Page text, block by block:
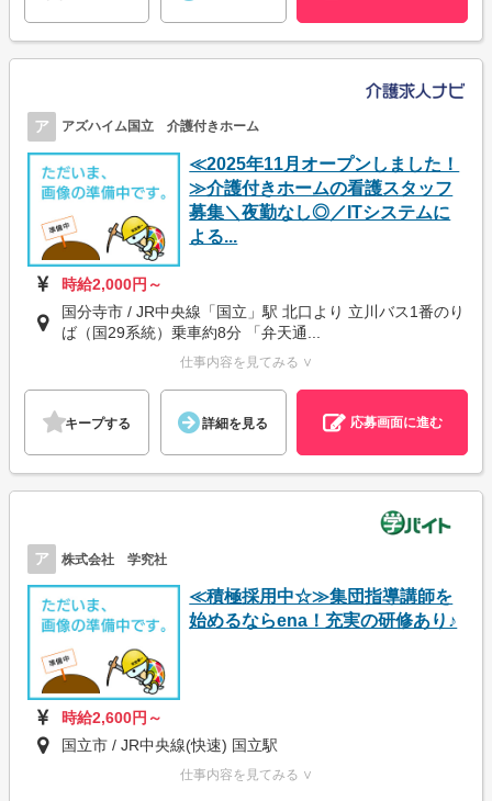
ア アズハイム国立 介護付きホーム
≪2025年11月オープンしました！
≫介護付きホームの看護スタッフ
募集＼夜勤なし◎／ITシステムに
よる...
時給2,000円～
国分寺市 / JR中央線「国立」駅 北口より 立川バス1番のり
ば（国29系統）乗車約8分 「弁天通...
仕事内容を見てみる ∨
キープする 詳細を見る 応募画面に進む
ア 株式会社 学究社
≪積極採用中☆≫集団指導講師を
始めるならena！充実の研修あり♪
時給2,600円～
国立市 / JR中央線(快速) 国立駅
仕事内容を見てみる ∨